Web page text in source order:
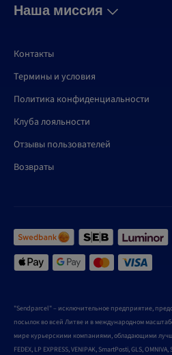
Наша миссия
Контакты
Термины и условия
Политика конфиденциальности
Клуба лояльности
Отзывы пользователей
Возвраты
"Sendparcel" – исключительное предприятие,
посылок во всей Литве и в международном
мире курьерскими компаниями, обладающими
FEDEX, LP EXPRESS, VENIPAK, SmartPosti, GLS,